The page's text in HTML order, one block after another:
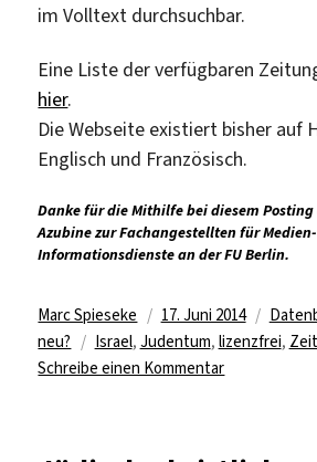
im Volltext durchsuchbar.
Eine Liste der verfügbaren
hier.
Die Webseite existiert bisher auf
Englisch und Französisch.
Danke für die Mithilfe bei diesem
Azubine zur Fachangestellten für
Informationsdienste an der FU Berlin.
Autor
Marc Spieseke
Veröffentlicht
am
17. Juni 2014
neu?
Schlagwörter
Israel, Judentum, lizenzfrei,
Schreibe einen Kommentarzu